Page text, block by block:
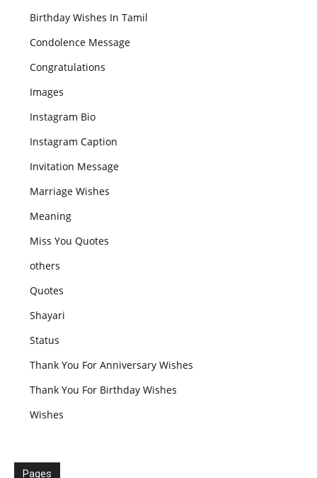
Birthday Wishes In Tamil
Condolence Message
Congratulations
Images
Instagram Bio
Instagram Caption
Invitation Message
Marriage Wishes
Meaning
Miss You Quotes
others
Quotes
Shayari
Status
Thank You For Anniversary Wishes
Thank You For Birthday Wishes
Wishes
Pages